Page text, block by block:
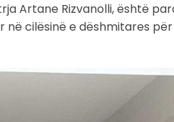
Artane Rizvanolli, është
në cilësinë e dëshmitares